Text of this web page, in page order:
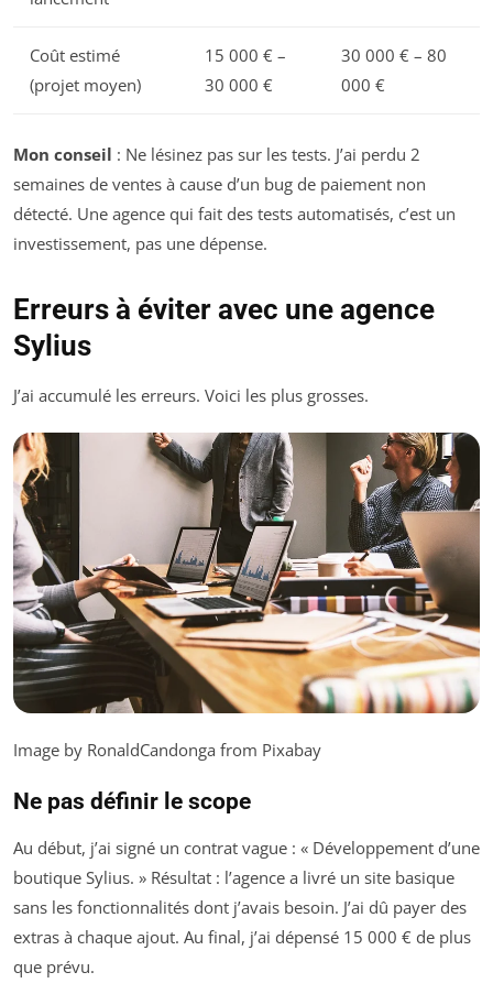
Coût estimé
(projet moyen)
15 000 € –
30 000 €
30 000 € – 80
000 €
Mon conseil : Ne lésinez pas sur les tests. J’ai perdu 2
semaines de ventes à cause d’un bug de paiement non
détecté. Une agence qui fait des tests automatisés, c’est un
investissement, pas une dépense.
Erreurs à éviter avec une agence
Sylius
J’ai accumulé les erreurs. Voici les plus grosses.
Image by RonaldCandonga from Pixabay
Ne pas définir le scope
Au début, j’ai signé un contrat vague : « Développement d’une
boutique Sylius. » Résultat : l’agence a livré un site basique
sans les fonctionnalités dont j’avais besoin. J’ai dû payer des
extras à chaque ajout. Au final, j’ai dépensé 15 000 € de plus
que prévu.